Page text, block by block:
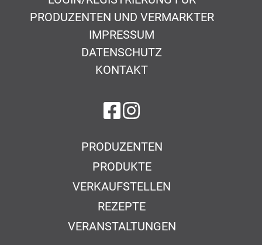
PRODUZENTEN UND VERMARKTER
IMPRESSUM
DATENSCHUTZ
KONTAKT
auf Facebook
auf Instagram
PRODUZENTEN
PRODUKTE
VERKAUFSTELLEN
REZEPTE
VERANSTALTUNGEN